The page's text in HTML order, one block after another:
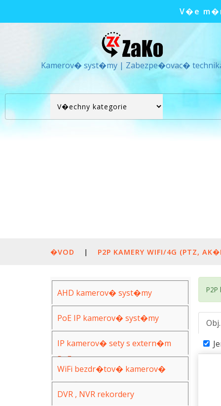
V�e
Kamerov� syst�my | Zabezpe�ovac�
�VOD | P2P KAMERY WIFI/4G (PTZ,
AHD kamerov� syst�my
PoE IP kamerov� syst�my
IP kamerov� sety s extern�m
PoE
WiFi bezdr�tov� kamerov�
syst�my
DVR , NVR rekordery